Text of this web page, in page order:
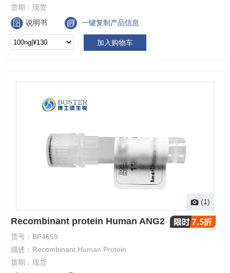
货期： 现货
说明书
一键复制产品信息
加入购物车
(1)
Recombinant protein Human ANG2
货号： BP4659
描述： Recombinant Human Protein
货期： 现货